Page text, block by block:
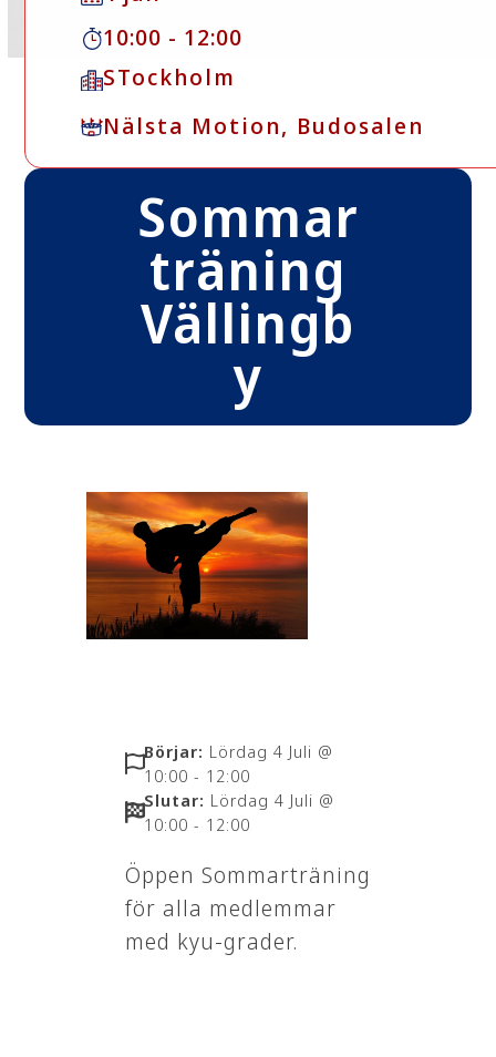
10:00 - 12:00
STockholm
Nälsta Motion, Budosalen
Sommar
träning
Vällingb
y
Börjar: Lördag 4 Juli @
10:00 - 12:00
Slutar: Lördag 4 Juli @
10:00 - 12:00
Öppen Sommarträning
för alla medlemmar
med kyu-grader.